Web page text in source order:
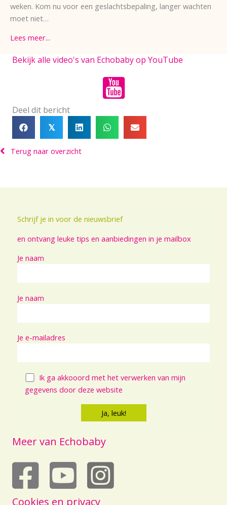
weken. Kom nu voor een geslachtsbepaling, langer wachten
moet niet…
Lees meer...
Bekijk alle video's van Echobaby op YouTube
Deel dit bericht
𝕏
Terug naar overzicht
Schrijf je in voor de nieuwsbrief
en ontvang leuke tips en aanbiedingen in je mailbox
Je naam
Je naam
Je e-mailadres
Ik ga akkooord met het verwerken van mijn
gegevens door deze website
Meer van Echobaby
echobaby op youtube
Cookies en privacy